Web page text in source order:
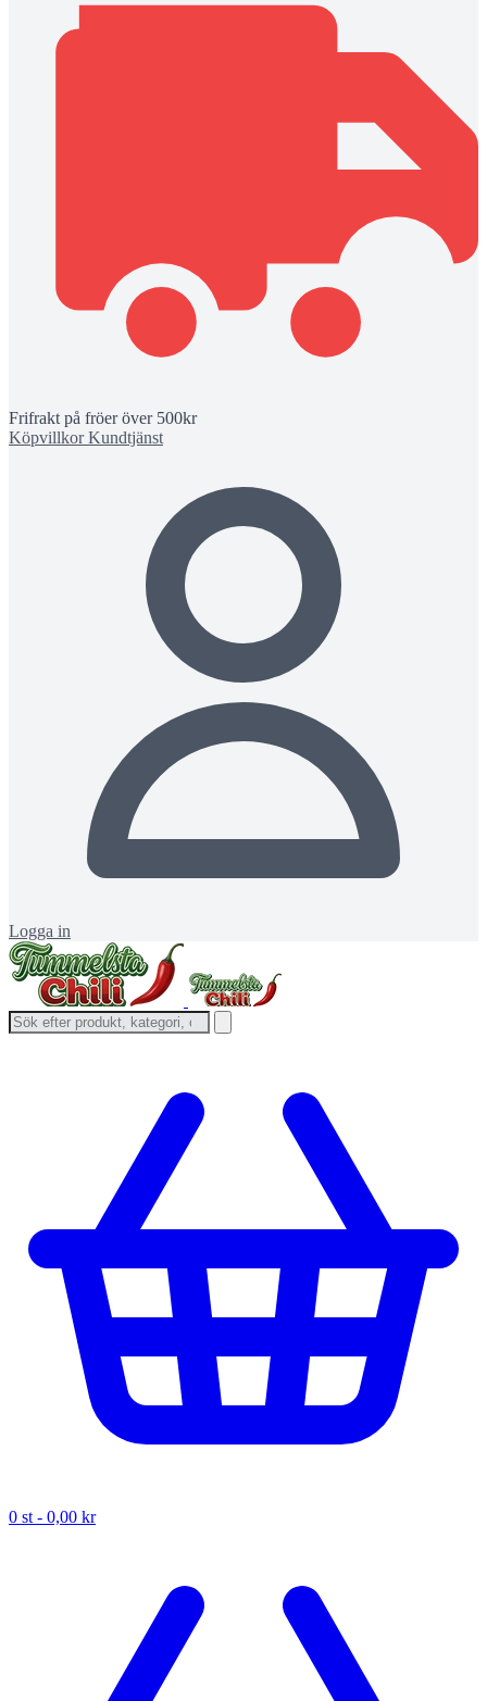
Frifrakt på fröer över 500kr
KöpvillkorKundtjänst
Logga in
0 st - 0,00 kr